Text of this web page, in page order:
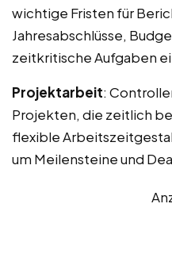
wichtige Fristen für
Jahresabschlüsse,
zeitkritische Aufgaben
Projektarbeit:
Projekten, die zeitlich
flexible
um Meilensteine und